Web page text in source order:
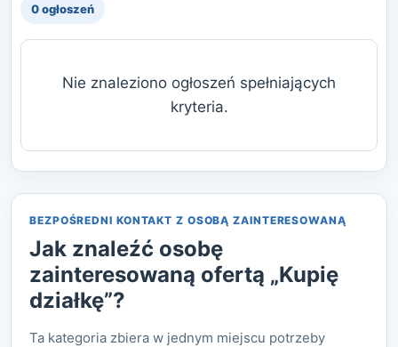
0 ogłoszeń
Nie znaleziono ogłoszeń spełniających
kryteria.
BEZPOŚREDNI KONTAKT Z OSOBĄ ZAINTERESOWANĄ
Jak znaleźć osobę
zainteresowaną ofertą „Kupię
działkę”?
Ta kategoria zbiera w jednym miejscu potrzeby